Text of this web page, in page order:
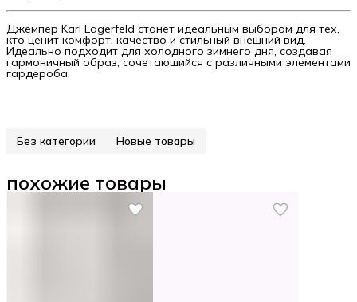
Джемпер Karl Lagerfeld станет идеальным выбором для тех,
кто ценит комфорт, качество и стильный внешний вид.
Идеально подходит для холодного зимнего дня, создавая
гармоничный образ, сочетающийся с различными элементами
гардероба.
Без категории Новые товары
похожие товары